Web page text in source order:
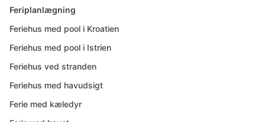
Feriplanlægning
Feriehus med pool i Kroatien
Feriehus med pool i Istrien
Feriehus ved stranden
Feriehus med havudsigt
Ferie med kæledyr